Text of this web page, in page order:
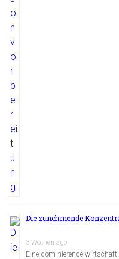
Die zunehmende
3 Wochen ago
Eine dominierende